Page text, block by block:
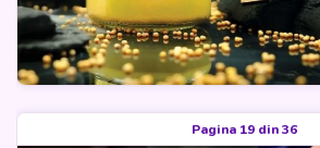
Pagina 19 din 36